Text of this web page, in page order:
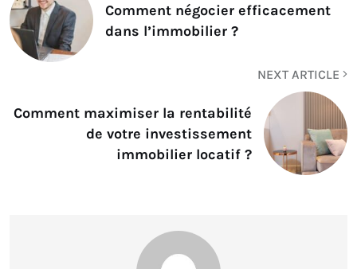
Comment négocier efficacement
dans l’immobilier ?
NEXT ARTICLE
Comment maximiser la rentabilité
de votre investissement
immobilier locatif ?